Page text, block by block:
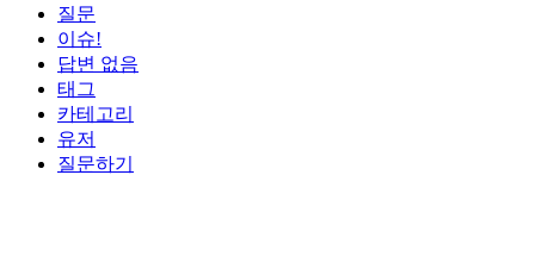
질문
이슈!
답변 없음
태그
카테고리
유저
질문하기